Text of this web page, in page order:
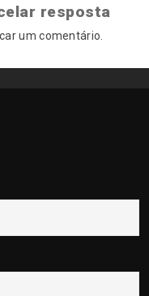
resposta
um comentário.